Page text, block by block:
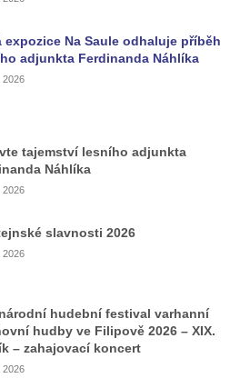
vrchem u Bečova nad
Bučiny u Velvar
Radovič u Velké
v Lovosicích
Beiersdorfu
u Löbau
Šibeníku v Mostě
u Hrobců – Rohatců
expozice Na Saule odhaluje příběh
adjunkta Ferdinanda Náhlíka
2026
tajemství lesního adjunkta
Náhlíka
2026
slavnosti 2026
2026
hudební festival varhanní
hudby ve Filipově 2026 – XIX.
– zahajovací koncert
2026